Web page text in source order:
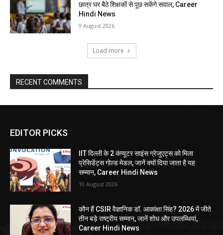
छात्र घर बैठे शिक्षकों से पूछ सकेंगे सवाल, Career
Hindi News
9 August 2026
Load more
RECENT COMMENTS
EDITOR PICKS
IIT दिल्ली के 2 कंप्यूटर साइंस ग्रेजुएट्स को मिला
प्रेसिडेंट्स गोल्ड मेडल, जानें क्यों दिया जाता है यह
सम्मान, Career Hindi News
10 August 2026
कौन हैं CSIR वैज्ञानिक डॉ. आकांक्षा सिंह? 2026 में जीते
तीन बड़े राष्ट्रीय सम्मान, जानें शोध और उपलब्धियां,
Career Hindi News